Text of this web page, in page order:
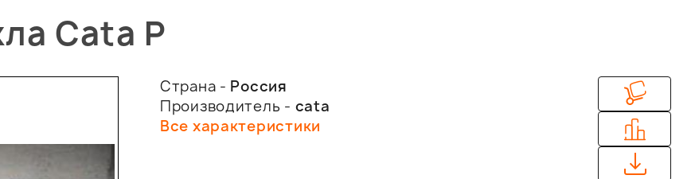
Cata P
Страна - Россия
Производитель - cata
Все характеристики